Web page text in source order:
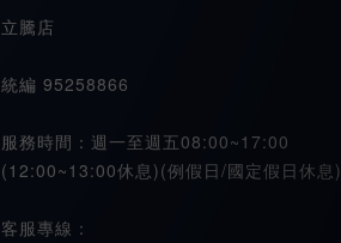
立騰店
統編 95258866
服務時間：週一至週五08:00~17:00
(12:00~13:00休息)(例假日/國定假日休息)
客服專線：